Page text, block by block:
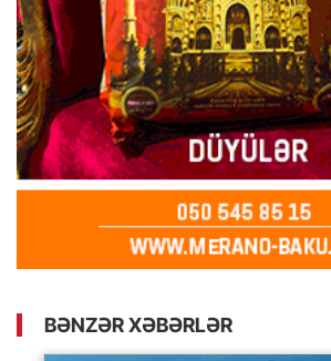
BƏNZƏR XƏBƏRLƏR